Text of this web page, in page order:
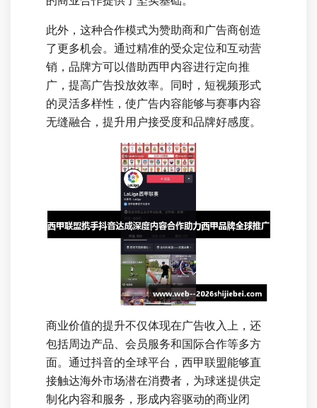
此外，这种合作模式为赞助商和广告商创造
了更多机会。通过精准的受众定位和互动营
销，品牌方可以借助西甲内容进行定向推
广，提高广告投放效率。同时，短视频形式
的灵活多样性，使广告内容能够与赛事内容
无缝融合，提升用户接受度和品牌好感度。
商业价值的提升不仅体现在广告收入上，还
包括周边产品、会员服务和国际合作等多方
面。通过抖音的全球平台，西甲联盟能够直
接触达海外市场潜在消费者，为球迷提供定
制化内容和服务，形成内容驱动的商业闭